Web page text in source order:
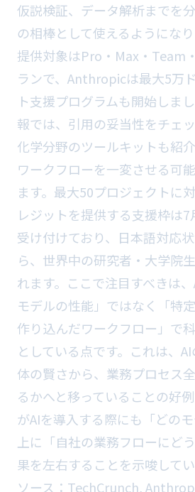
仮説検証、データ解析までを
の相棒として使えるようになり
提供対象はPro・Max・Team
ランで、Anthropicは最大5万
ト支援プログラムも開始しま
報では、引用の妥当性をチェ
化学分野のツールキットも紹
ワークフローを一変させる可
ます。最大50プロジェクトに
レジットを提供する支援枠は
受け付けており、日本語対応
ら、世界中の研究者・大学院
れます。ここで注目すべきは
モデルの性能」ではなく「特
作り込んだワークフロー」で
としている点です。これは、
体の賢さから、業務プロセス
るかへと移っていることの好
がAIを導入する際にも「どの
上に「自社の業務フローにど
果を左右することを示唆してい
ソース： TechCrunch,